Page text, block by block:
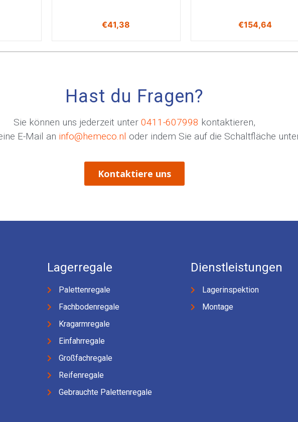
€41,38 €154,64
Hast du Fragen?
Sie können uns jederzeit unter 0411-607998 kontaktieren,
E-Mail an info@hemeco.nl oder indem Sie auf die Schaltfläche
Kontaktiere uns
Lagerregale
Palettenregale
Fachbodenregale
Kragarmregale
Einfahrregale
Großfachregale
Reifenregale
Gebrauchte Palettenregale
Dienstleistungen
Lagerinspektion
Montage